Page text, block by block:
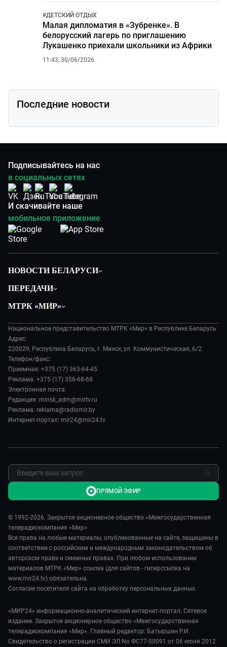
#ДЕТСКИЙ ОТДЫХ
Малая дипломатия в «Зубренке». В
белорусский лагерь по приглашению
Лукашенко приехали школьники из Африки
11:43, 30/06/2026
Последние новости
Подписывайтесь на нас
в социальных сетях
И скачивайте наше
мобильное приложение
НОВОСТИ БЕЛАРУСИ
Экономика
Происшествия
Наука и технологии
Здоровье и медицина
Авто
Культура
Спорт
ПЕРЕДАЧИ
Все как у людей
Вместе выгодно
Евразия. Культурно
Евразия. Регионы
Наши иностранцы
Пять причин поехать в...
Сделано в Содружестве
МТРК «МИР»
История
Руководство
Лица мира
Новости
Пресса о нас
Карьера
Реклама
Национальное представительство МТРК «Мир» в Республике Беларусь
Адрес:
220029, Республика Беларусь, г. Минск, ул. Коммунистическая, 6/2.
Телефон/факс:
Приемная: +375 (17) 363-64-45
Реклама: +375 (17) 356-68-68
Электронная почта:
Редакция: minsk_adm@mirtv.ru
Реклама: reklama@radiomir.by
Интернет-портал: mir24@mir24.tv
© 1992-2026. Закрытое акционерное общество «Межгосударственная
телерадиокомпания «Мир»
Все права на любые материалы, опубликованные на сайте, защищены в
соответствии с российским и международным законодательством об
авторском праве и смежных правах. При любом использовании
материалов МТРК «Мир» ссылка (для сайтов - гиперссылка на
www.mir24.tv) обязательна.
Согласие посетителя сайта на обработку персональных данных.
«МИР24» информационно-аналитический интернет-портал. Сетевое
издание. Закрытое акционерное общество «Межгосударственная
телерадиокомпания «Мир». Главный редактор: Батыршин Р.И.
Свидетельство о регистрации СМИ ЭЛ No ФС77-50091 от 06 июня 2012
ПРЯМОЙ ЭФИР